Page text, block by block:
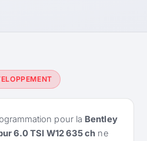
pour la Bentley
6.0 TSI W12 635 ch ne